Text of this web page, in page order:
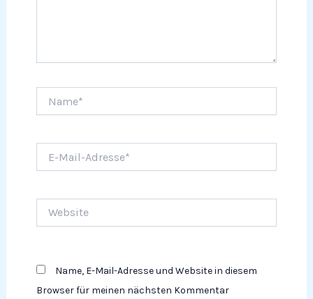
Mail-
Name, E-Mail-Adresse und Website in diesem
Browser für meinen nächsten Kommentar